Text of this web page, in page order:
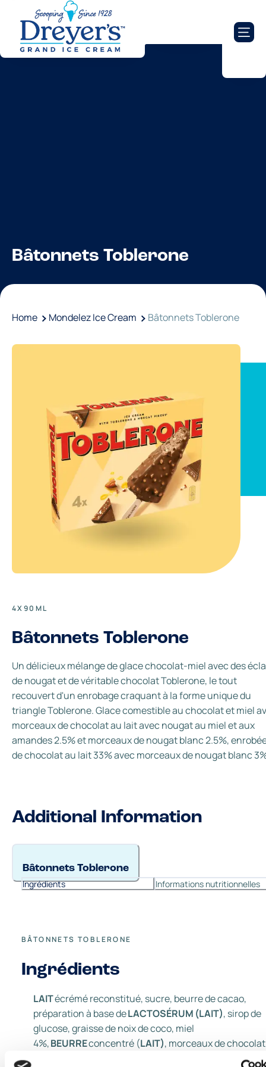
Bâtonnets Toblerone
Home Mondelez Ice Cream Bâtonnets Toblerone
4X90ML
Bâtonnets Toblerone
Un délicieux mélange de glace chocolat-miel avec des
de nougat et de véritable chocolat Toblerone, le tout
recouvert d'un enrobage craquant à la forme unique du
triangle Toblerone. Glace comestible au chocolat et miel
morceaux de chocolat au lait avec nougat au miel et aux
amandes 2.5% et morceaux de nougat blanc 2.5%,
de chocolat au lait 33% avec morceaux de nougat blanc
Additional Information
Bâtonnets Toblerone
Ingrédients Informations nutritionnelles
BÂTONNETS TOBLERONE
Ingrédients
LAITécrémé reconstitué, sucre, beurre de cacao,
préparation à base deLACTOSÉRUM (LAIT), sirop de
glucose, graisse de noix de coco, miel
4%,BEURREconcentré (LAIT), morceaux de